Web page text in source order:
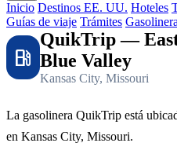
Inicio Destinos EE. UU. Hoteles
Guías de viaje Trámites
local_gas_station
QuikTrip —
Blue Valley
Kansas City, Missouri
La gasolinera QuikTrip está
en Kansas City, Missouri.